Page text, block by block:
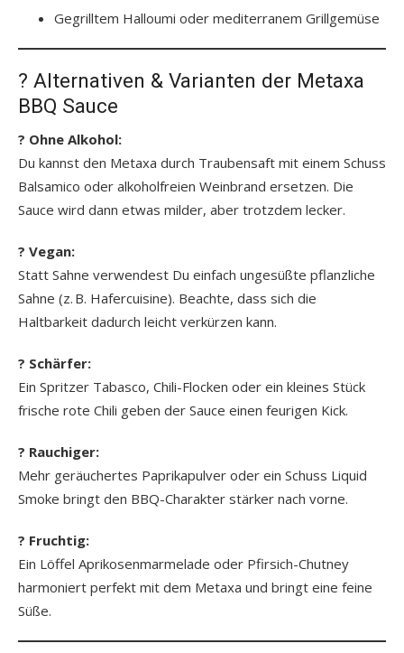
Gegrilltem Halloumi oder mediterranem Grillgemüse
? Alternativen & Varianten der Metaxa
BBQ Sauce
? Ohne Alkohol:
Du kannst den Metaxa durch Traubensaft mit einem Schuss
Balsamico oder alkoholfreien Weinbrand ersetzen. Die
Sauce wird dann etwas milder, aber trotzdem lecker.
? Vegan:
Statt Sahne verwendest Du einfach ungesüßte pflanzliche
Sahne (z. B. Hafercuisine). Beachte, dass sich die
Haltbarkeit dadurch leicht verkürzen kann.
? Schärfer:
Ein Spritzer Tabasco, Chili-Flocken oder ein kleines Stück
frische rote Chili geben der Sauce einen feurigen Kick.
? Rauchiger:
Mehr geräuchertes Paprikapulver oder ein Schuss Liquid
Smoke bringt den BBQ-Charakter stärker nach vorne.
? Fruchtig:
Ein Löffel Aprikosenmarmelade oder Pfirsich-Chutney
harmoniert perfekt mit dem Metaxa und bringt eine feine
Süße.